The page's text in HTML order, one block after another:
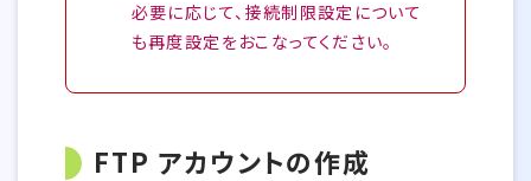
必要に応じて、接続制限設定について
も再度設定をおこなってください。
FTP アカウントの作成